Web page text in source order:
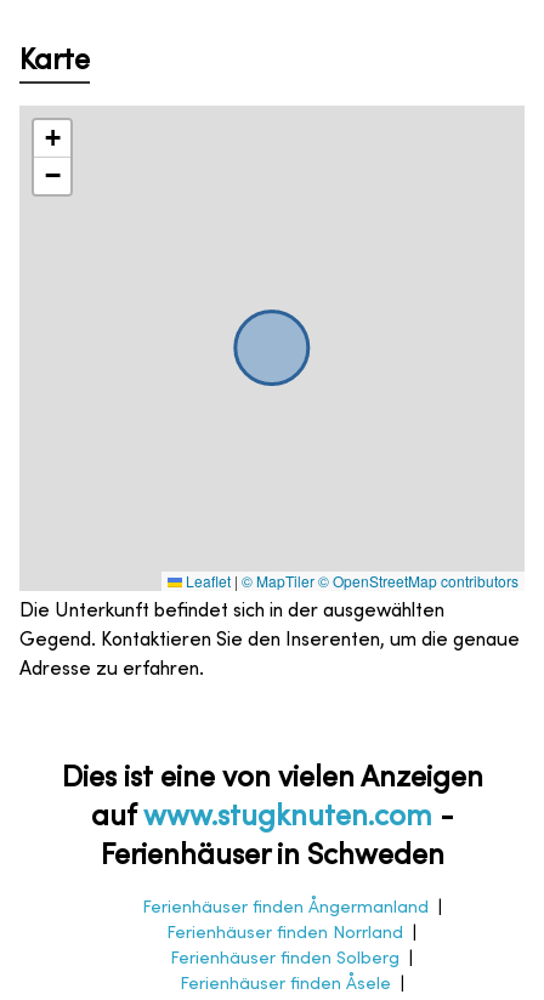
Karte
+
−
Leaflet | © MapTiler© OpenStreetMap contributors
Die Unterkunft befindet sich in der ausgewählten
Gegend. Kontaktieren Sie den Inserenten, um die genaue
Adresse zu erfahren.
Dies ist eine von vielen Anzeigen
auf www.stugknuten.com -
Ferienhäuser in Schweden
Ferienhäuser finden Ångermanland
Ferienhäuser finden Norrland
Ferienhäuser finden Solberg
Ferienhäuser finden Åsele